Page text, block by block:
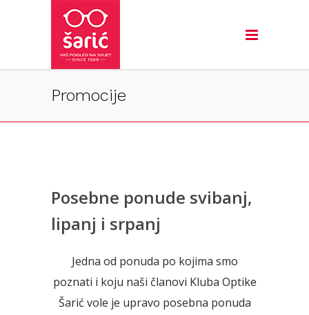
Promocije
Posebne ponude svibanj,
lipanj i srpanj
Jedna od ponuda po kojima smo
poznati i koju naši članovi Kluba Optike
Šarić vole je upravo posebna ponuda